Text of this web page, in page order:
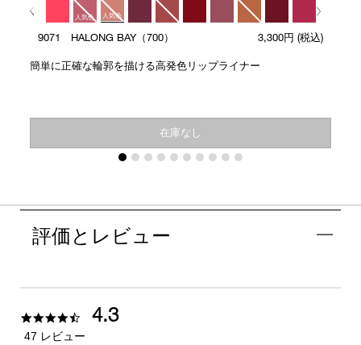
人気色 人気色
9071 HALONG BAY（700） 3,300円 (税込)
簡単に正確な輪郭を描ける高発色リップライナー
在庫なし
評価とレビュー
4.34.3
47 レビュー